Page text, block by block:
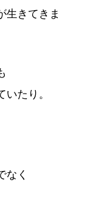
生きてきま
たり。
なく